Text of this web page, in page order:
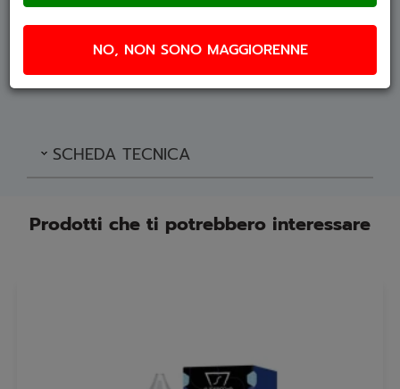
Si consiglia un periodo di maturazione di 5/6
SCHEDA TECNICA
Prodotti che ti potrebbero interessare
NO, NON SONO MAGGIORENNE